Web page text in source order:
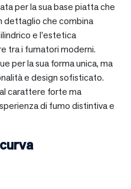
per la sua base piatta che
dettaglio che combina
e l’estetica
tra i fumatori moderni.
per la sua forma unica, ma
e design sofisticato.
carattere forte ma
di fumo distintiva e